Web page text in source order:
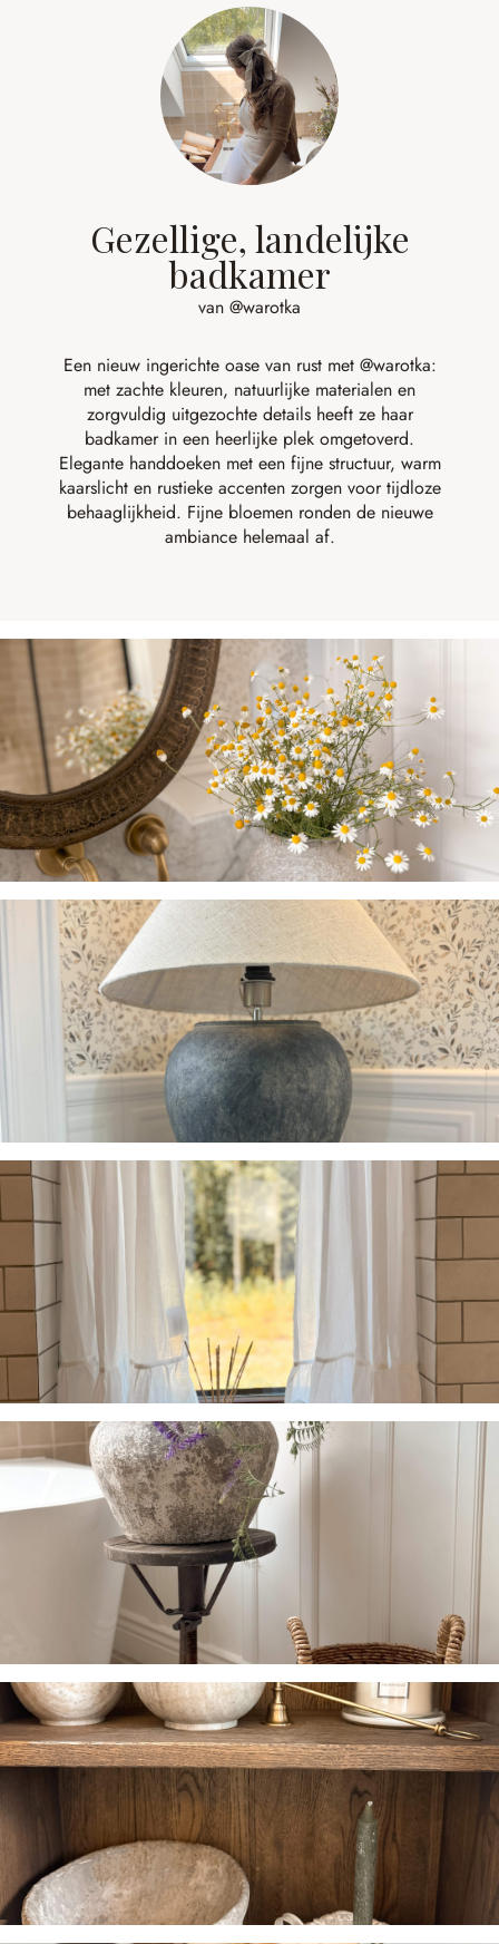
Gezellige, landelijke
badkamer
van @warotka
Een nieuw ingerichte oase van rust met @warotka:
met zachte kleuren, natuurlijke materialen en
zorgvuldig uitgezochte details heeft ze haar
badkamer in een heerlijke plek omgetoverd.
Elegante handdoeken met een fijne structuur, warm
kaarslicht en rustieke accenten zorgen voor tijdloze
behaaglijkheid. Fijne bloemen ronden de nieuwe
ambiance helemaal af.